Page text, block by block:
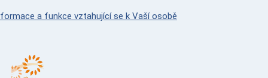
a funkce vztahující se k Vaší osobě